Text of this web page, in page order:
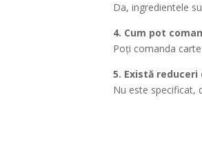
Da, ingredientele
4. Cum pot
Poți comanda
5. Există reduceri
Nu este specificat,